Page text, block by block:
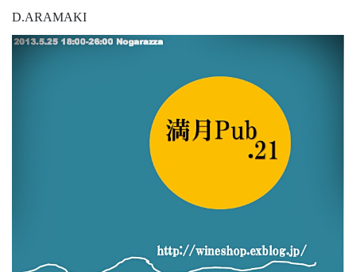
D.ARAMAKI